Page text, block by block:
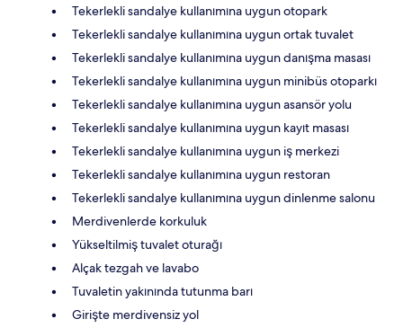
Tekerlekli sandalye kullanımına uygun otopark
Tekerlekli sandalye kullanımına uygun ortak tuvalet
Tekerlekli sandalye kullanımına uygun danışma masası
Tekerlekli sandalye kullanımına uygun minibüs otoparkı
Tekerlekli sandalye kullanımına uygun asansör yolu
Tekerlekli sandalye kullanımına uygun kayıt masası
Tekerlekli sandalye kullanımına uygun iş merkezi
Tekerlekli sandalye kullanımına uygun restoran
Tekerlekli sandalye kullanımına uygun dinlenme salonu
Merdivenlerde korkuluk
Yükseltilmiş tuvalet oturağı
Alçak tezgah ve lavabo
Tuvaletin yakınında tutunma barı
Girişte merdivensiz yol